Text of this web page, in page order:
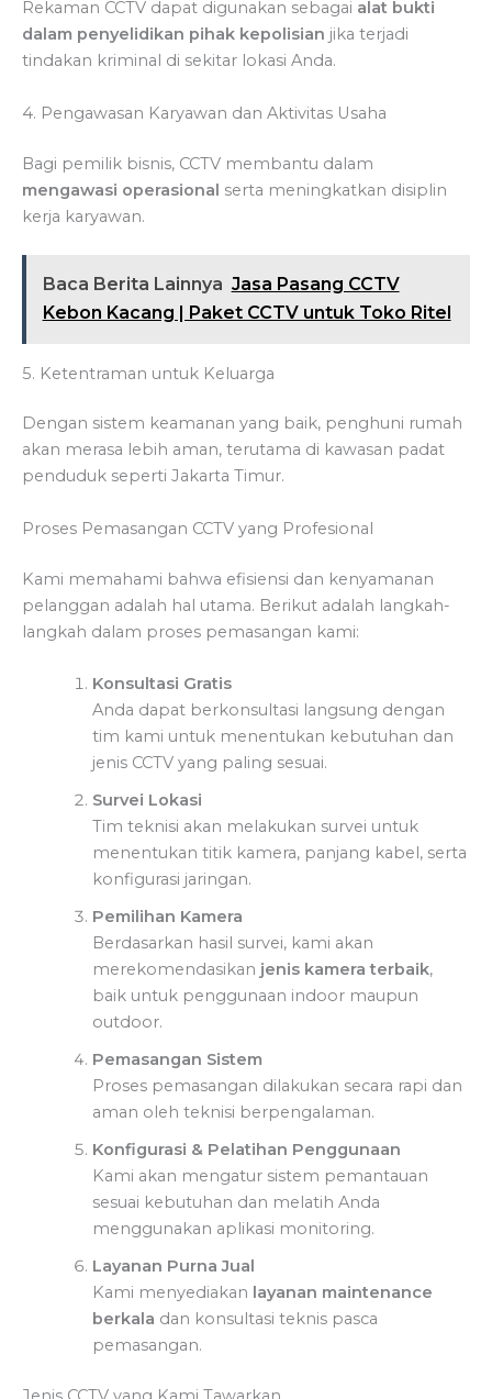
Rekaman CCTV dapat digunakan sebagai alat bukti
dalam penyelidikan pihak kepolisian jika terjadi
tindakan kriminal di sekitar lokasi Anda.
4. Pengawasan Karyawan dan Aktivitas Usaha
Bagi pemilik bisnis, CCTV membantu dalam
mengawasi operasional serta meningkatkan disiplin
kerja karyawan.
Baca Berita Lainnya Jasa Pasang CCTV
Kebon Kacang | Paket CCTV untuk Toko Ritel
5. Ketentraman untuk Keluarga
Dengan sistem keamanan yang baik, penghuni rumah
akan merasa lebih aman, terutama di kawasan padat
penduduk seperti Jakarta Timur.
Proses Pemasangan CCTV yang Profesional
Kami memahami bahwa efisiensi dan kenyamanan
pelanggan adalah hal utama. Berikut adalah langkah-
langkah dalam proses pemasangan kami:
Konsultasi Gratis
Anda dapat berkonsultasi langsung dengan
tim kami untuk menentukan kebutuhan dan
jenis CCTV yang paling sesuai.
Survei Lokasi
Tim teknisi akan melakukan survei untuk
menentukan titik kamera, panjang kabel, serta
konfigurasi jaringan.
Pemilihan Kamera
Berdasarkan hasil survei, kami akan
merekomendasikan jenis kamera terbaik,
baik untuk penggunaan indoor maupun
outdoor.
Pemasangan Sistem
Proses pemasangan dilakukan secara rapi dan
aman oleh teknisi berpengalaman.
Konfigurasi & Pelatihan Penggunaan
Kami akan mengatur sistem pemantauan
sesuai kebutuhan dan melatih Anda
menggunakan aplikasi monitoring.
Layanan Purna Jual
Kami menyediakan layanan maintenance
berkala dan konsultasi teknis pasca
pemasangan.